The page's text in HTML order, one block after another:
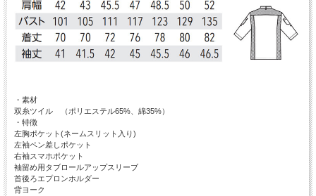
・素材
双糸ツイル （ポリエステル65%、綿35%）
・特徴
左胸ポケット(ネームスリット入り)
左袖ペン差しポケット
右袖スマホポケット
袖留め用タブロールアップスリーブ
首後ろエプロンホルダー
背ヨーク